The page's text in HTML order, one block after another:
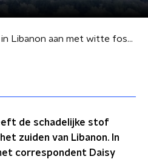
Israël viel dorp in Libanon aan met witte fosfor: 'Zorgen over hun gezondheid'
de schadelijke stof
zuiden van Libanon. In
correspondent Daisy